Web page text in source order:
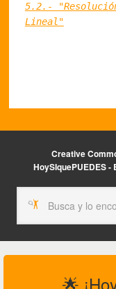
5.2.-
Lineal"
Creative
HoySIquePUEDES -